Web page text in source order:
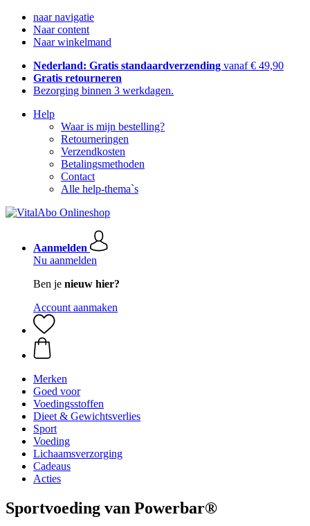
naar navigatie
Naar content
Naar winkelmand
Nederland: Gratis standaardverzending vanaf € 49,90
Gratis retourneren
Bezorging binnen 3 werkdagen.
Help
Waar is mijn bestelling?
Retourneringen
Verzendkosten
Betalingsmethoden
Contact
Alle help-thema`s
Aanmelden
Nu aanmelden
Ben je nieuw hier?
Account aanmaken
Merken
Goed voor
Voedingsstoffen
Dieet & Gewichtsverlies
Sport
Voeding
Lichaamsverzorging
Cadeaus
Acties
Sportvoeding van Powerbar®